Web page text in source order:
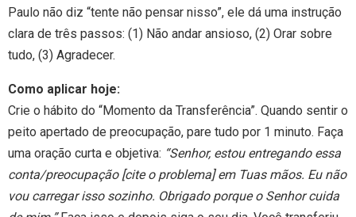
Paulo não diz “tente não pensar nisso”, ele dá uma instrução
clara de três passos: (1) Não andar ansioso, (2) Orar sobre
tudo, (3) Agradecer.
Como aplicar hoje:
Crie o hábito do “Momento da Transferência”. Quando sentir o
peito apertado de preocupação, pare tudo por 1 minuto. Faça
uma oração curta e objetiva: “Senhor, estou entregando essa
conta/preocupação [cite o problema] em Tuas mãos. Eu não
vou carregar isso sozinho. Obrigado porque o Senhor cuida